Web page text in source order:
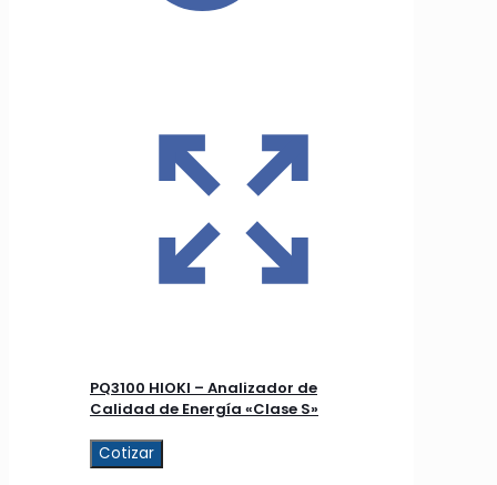
PQ3100 HIOKI – Analizador de
Calidad de Energía «Clase S»
Cotizar